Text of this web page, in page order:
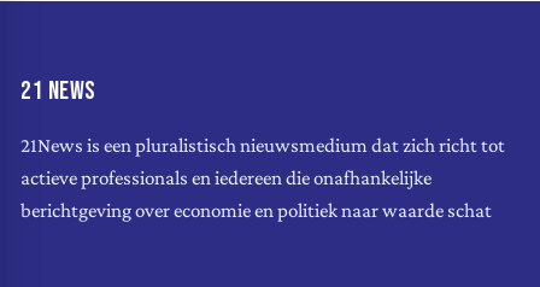
21 NEWS
21News is een pluralistisch nieuwsmedium dat zich richt tot
actieve professionals en iedereen die onafhankelijke
berichtgeving over economie en politiek naar waarde schat